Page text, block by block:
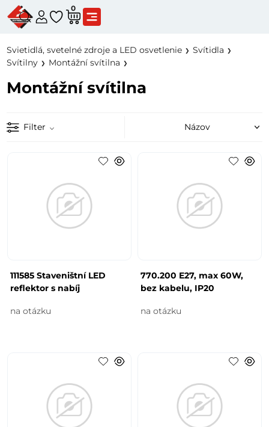
0
Svietidlá, svetelné zdroje a LED osvetlenie
Svítidla
Svítilny
Montážní svítilna
Montážní svítilna
Filter
111585 Staveništní LED
reflektor s nabíj
na otázku
770.200 E27, max 60W,
bez kabelu, IP20
na otázku